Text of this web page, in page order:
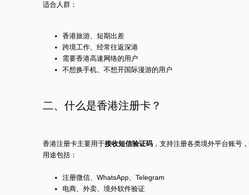
适合人群：
香港旅游、短期出差
跨境工作、经常往返深港
需要香港高速网络的用户
不想换手机、不想开国际漫游的用户
二、什么是香港注册卡？
香港注册卡主要用于接收短信验证码 ，支持注册各类境外平台账号
用途包括：
注册微信、WhatsApp、Telegram
电商、外卖、境外软件验证